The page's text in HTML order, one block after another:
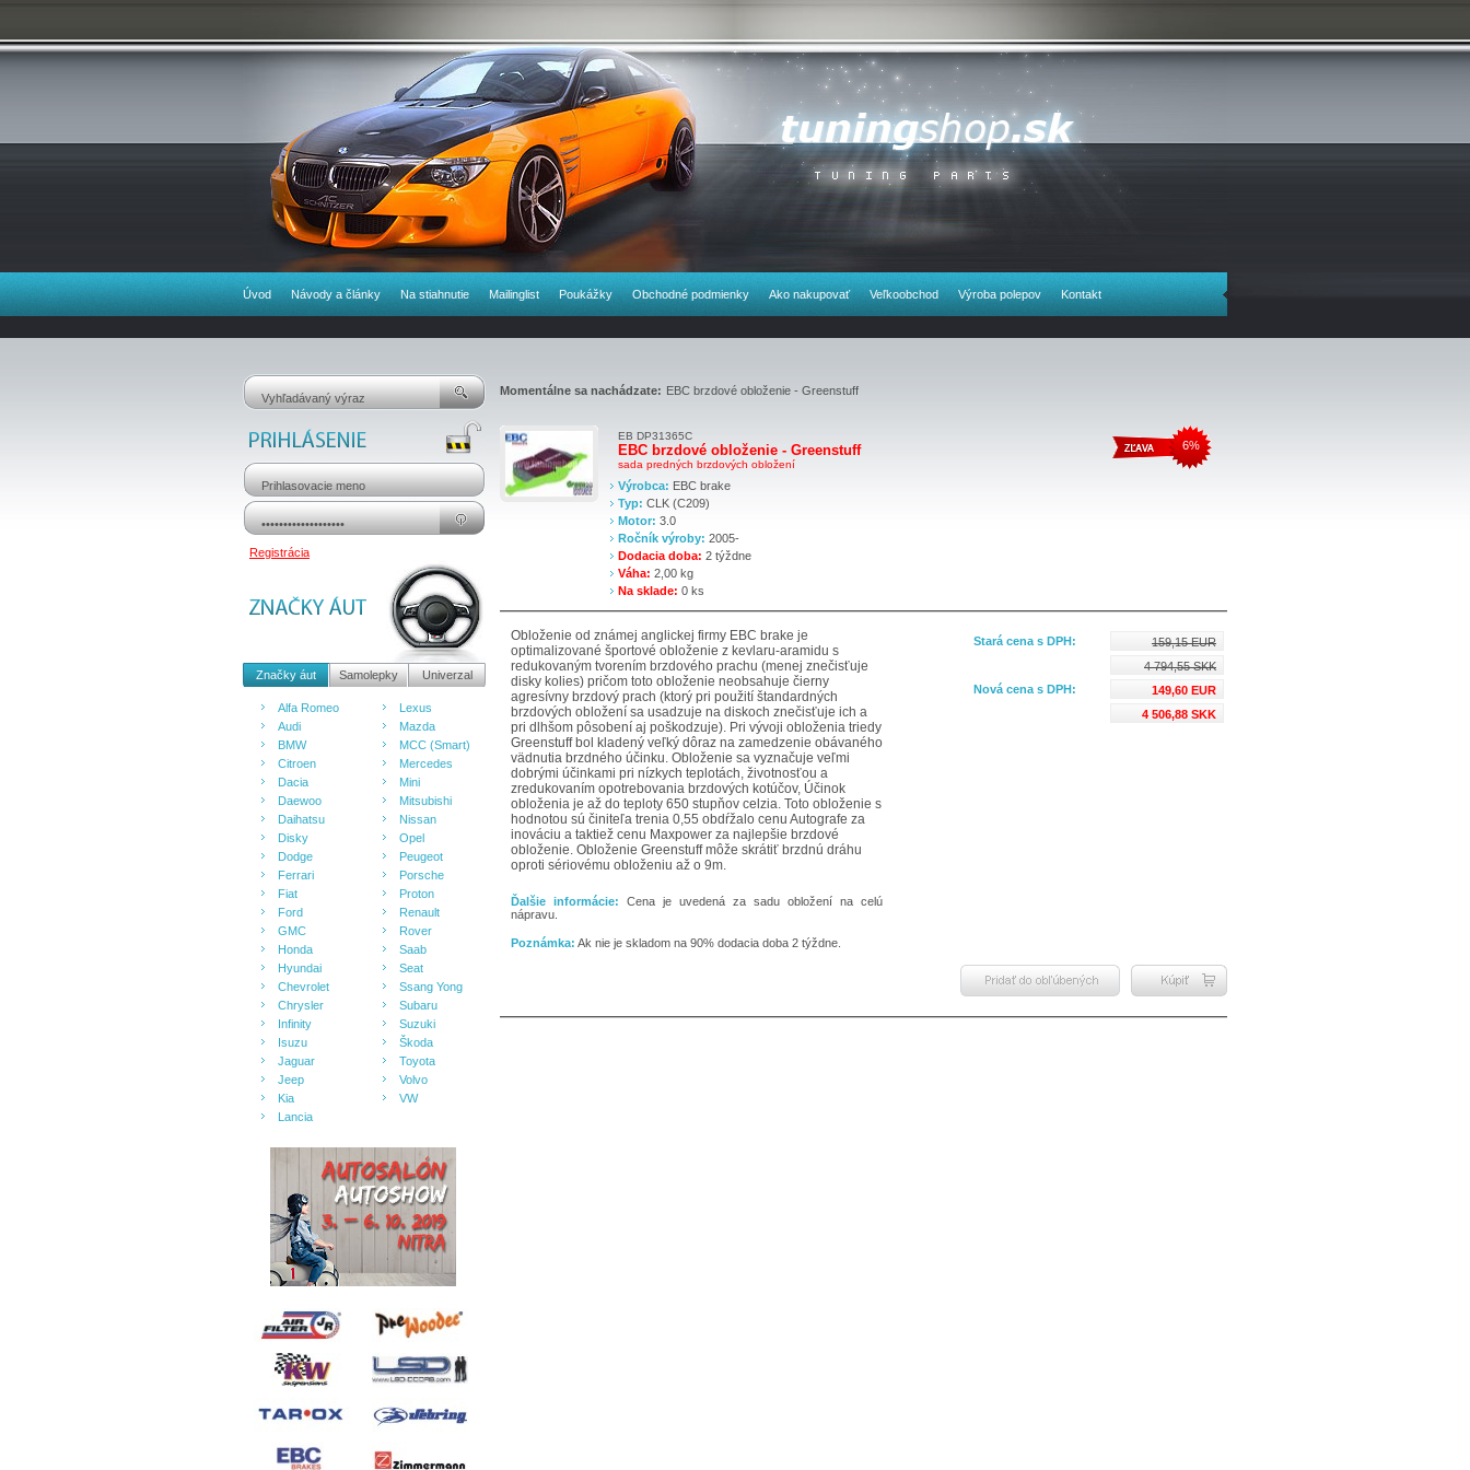
Úvod Návody a články Na stiahnutie Mailinglist Poukážky Obchodné podmienky Ako nakupovať Veľkoobchod Výroba polepov Kontakt
Registrácia
Značky áut Samolepky Univerzal
Alfa Romeo
Audi
BMW
Citroen
Dacia
Daewoo
Daihatsu
Disky
Dodge
Ferrari
Fiat
Ford
GMC
Honda
Hyundai
Chevrolet
Chrysler
Infinity
Isuzu
Jaguar
Jeep
Kia
Lancia
Lexus
Mazda
MCC (Smart)
Mercedes
Mini
Mitsubishi
Nissan
Opel
Peugeot
Porsche
Proton
Renault
Rover
Saab
Seat
Ssang Yong
Subaru
Suzuki
Škoda
Toyota
Volvo
VW
Momentálne sa nachádzate: EBC brzdové obloženie - Greenstuff
EB DP31365C
EBC brzdové obloženie - Greenstuff
sada predných brzdových obložení
6%
Výrobca: EBC brake
Typ: CLK (C209)
Motor: 3.0
Ročník výroby: 2005-
Dodacia doba: 2 týždne
Váha: 2,00 kg
Na sklade: 0 ks
Obloženie od známej anglickej firmy EBC brake je
optimalizované športové obloženie z kevlaru-aramidu s
redukovaným tvorením brzdového prachu (menej znečisťuje
disky kolies) pričom toto obloženie neobsahuje čierny
agresívny brzdový prach (ktorý pri použití štandardných
brzdových obložení sa usadzuje na diskoch znečisťuje ich a
pri dlhšom pôsobení aj poškodzuje). Pri vývoji obloženia triedy
Greenstuff bol kladený veľký dôraz na zamedzenie obávaného
vädnutia brzdného účinku. Obloženie sa vyznačuje veľmi
dobrými účinkami pri nízkych teplotách, životnosťou a
zredukovaním opotrebovania brzdových kotúčov, Účinok
obloženia je až do teploty 650 stupňov celzia. Toto obloženie s
hodnotou sú činiteľa trenia 0,55 obdŕžalo cenu Autografe za
inováciu a taktiež cenu Maxpower za najlepšie brzdové
obloženie. Obloženie Greenstuff môže skrátiť brzdnú dráhu
oproti sériovému obloženiu až o 9m.
Ďalšie informácie: Cena je uvedená za sadu obložení na celú
nápravu.
Poznámka: Ak nie je skladom na 90% dodacia doba 2 týždne.
Stará cena s DPH:
159,15 EUR
4 794,55 SKK
Nová cena s DPH:
149,60 EUR
4 506,88 SKK